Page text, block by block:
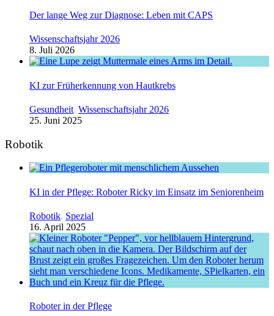
Der lange Weg zur Diagnose: Leben mit CAPS
Wissenschaftsjahr 2026
8. Juli 2026
KI zur Früherkennung von Hautkrebs
Gesundheit, Wissenschaftsjahr 2026
25. Juni 2025
Robotik
KI in der Pflege: Roboter Ricky im Einsatz im Seniorenheim
Robotik, Spezial
16. April 2025
Roboter in der Pflege